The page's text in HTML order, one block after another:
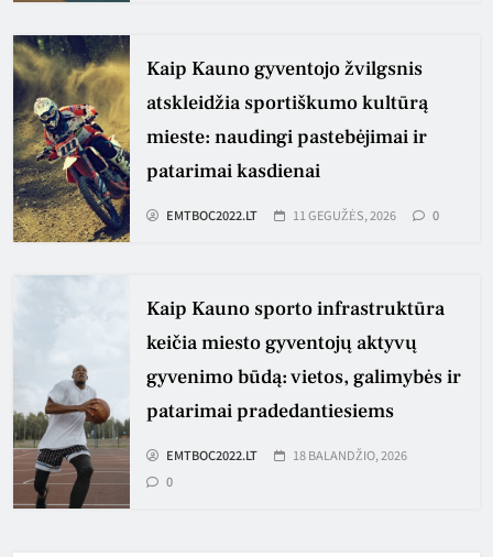
Kaip Kauno gyventojo žvilgsnis
atskleidžia sportiškumo kultūrą
mieste: naudingi pastebėjimai ir
patarimai kasdienai
EMTBOC2022.LT 11 GEGUŽĖS, 2026 0
Kaip Kauno sporto infrastruktūra
keičia miesto gyventojų aktyvų
gyvenimo būdą: vietos, galimybės ir
patarimai pradedantiesiems
EMTBOC2022.LT
18 BALANDŽIO, 2026
0